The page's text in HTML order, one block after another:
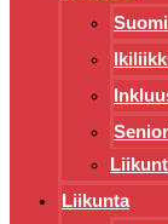
Liikunta